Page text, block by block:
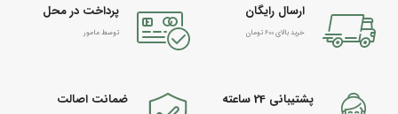
ارسال رایگان
خرید بالای 600 تومان
پرداخت در محل
توسط مامور
پشتیبانی 24 ساعته ضمانت اصالت